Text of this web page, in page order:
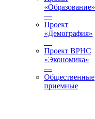
«Образование»
—
Проект
«Демография»
—
Проект ВРНС
«Экономика»
—
Общественные
приемные